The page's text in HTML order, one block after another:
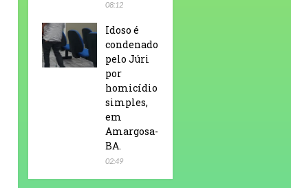
08:12
Idoso é
condenado
pelo Júri
por
homicídio
simples,
em
Amargosa-
BA.
02:49